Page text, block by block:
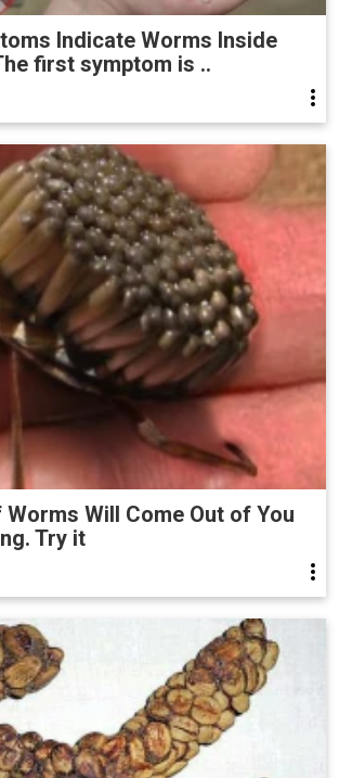
Indicate Worms Inside
first symptom is ..
Will Come Out of You
Try it